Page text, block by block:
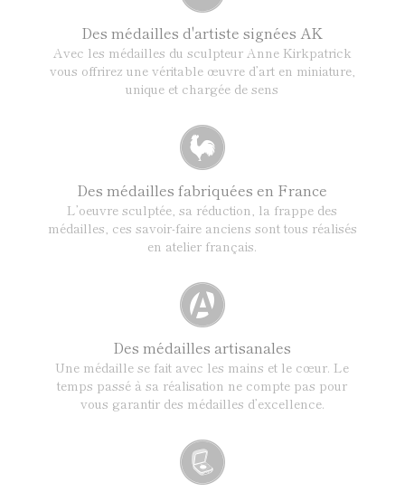
Des médailles d'artiste signées AK
Avec les médailles du sculpteur Anne Kirkpatrick
vous offrirez une véritable œuvre d’art en miniature,
unique et chargée de sens
Des médailles fabriquées en France
L’oeuvre sculptée, sa réduction, la frappe des
médailles, ces savoir-faire anciens sont tous réalisés
en atelier français.
Des médailles artisanales
Une médaille se fait avec les mains et le cœur. Le
temps passé à sa réalisation ne compte pas pour
vous garantir des médailles d’excellence.